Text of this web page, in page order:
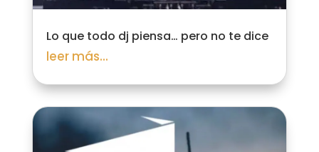
Lo que todo dj piensa… pero no te dice
leer más...